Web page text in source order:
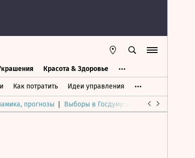
Красота & Здоровье
Как потратить Идеи управления
& Украшения Дом & Интерьер
прогнозы
Выборы в Госдуму: каким был и будет